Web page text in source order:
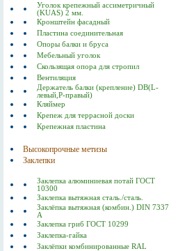
Уголок крепежный ассиметричный
(KUAS) 2 мм.
Кронштейн фасадный
Пластина соединительная
Опоры балки и бруса
Мебельный уголок
Скользящая опора для стропил
Вентиляция
Держатель балки (крепление) DB(L-
левый,P-правый)
Кляймер
Крепеж для террасной доски
Крепежная пластина
Высокопрочные метизы
Заклепки
Заклепка алюминиевая потай ГОСТ
10300
Заклепка вытяжная сталь./сталь.
Заклёпка вытяжная (комбин.) DIN 7337
А
Заклепка гриб ГОСТ 10299
Заклепка-гайка
Заклёпки комбинированные RAL